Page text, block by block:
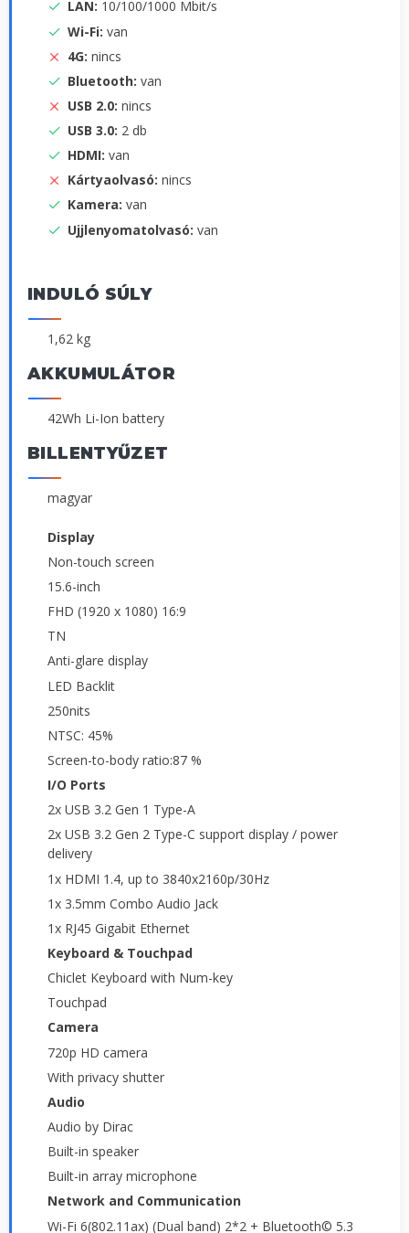
LAN: 10/100/1000 Mbit/s
Wi-Fi: van
4G: nincs
Bluetooth: van
USB 2.0: nincs
USB 3.0: 2 db
HDMI: van
Kártyaolvasó: nincs
Kamera: van
Ujjlenyomatolvasó: van
INDULÓ SÚLY
1,62 kg
AKKUMULÁTOR
42Wh Li-Ion battery
BILLENTYŰZET
magyar
Display
Non-touch screen
15.6-inch
FHD (1920 x 1080) 16:9
TN
Anti-glare display
LED Backlit
250nits
NTSC: 45%
Screen-to-body ratio:87 %
I/O Ports
2x USB 3.2 Gen 1 Type-A
2x USB 3.2 Gen 2 Type-C support display / power
delivery
1x HDMI 1.4, up to 3840x2160p/30Hz
1x 3.5mm Combo Audio Jack
1x RJ45 Gigabit Ethernet
Keyboard & Touchpad
Chiclet Keyboard with Num-key
Touchpad
Camera
720p HD camera
With privacy shutter
Audio
Audio by Dirac
Built-in speaker
Built-in array microphone
Network and Communication
Wi-Fi 6(802.11ax) (Dual band) 2*2 + Bluetooth© 5.3